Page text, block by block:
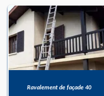
Ravalement de façade 40